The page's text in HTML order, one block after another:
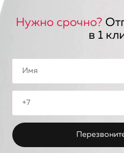
Нужно срочно?
в 1